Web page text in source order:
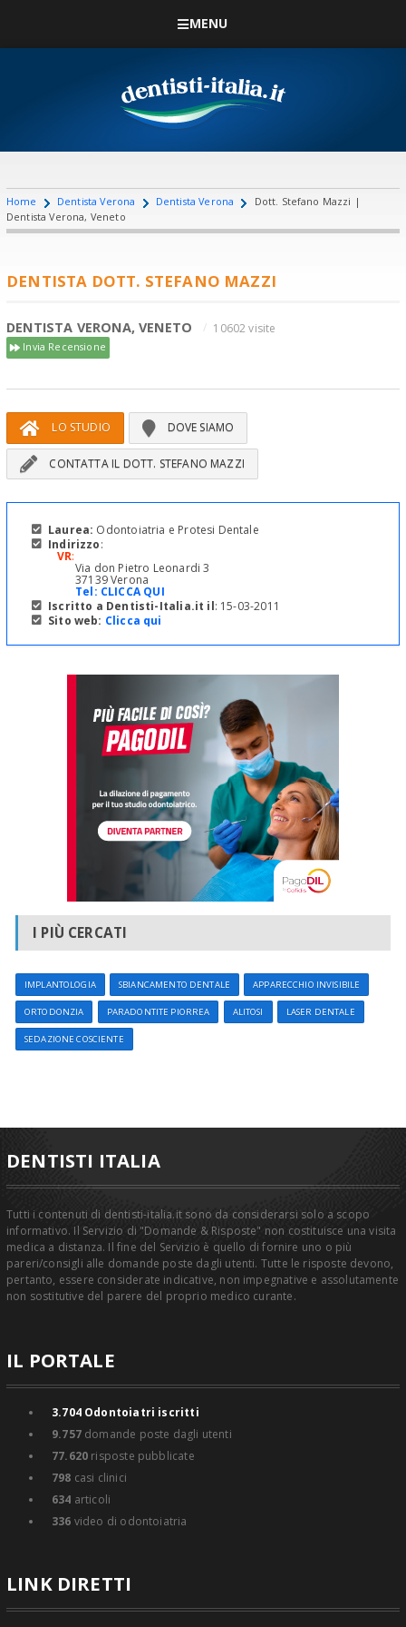
MENU
Home Dentista Verona Dentista Verona
Dott. Stefano Mazzi |
Dentista Verona, Veneto
DENTISTA DOTT. STEFANO MAZZI
DENTISTA VERONA, VENETO 10602 visite
Invia Recensione
LO STUDIO DOVE SIAMO
CONTATTA IL DOTT. STEFANO MAZZI
Laurea: Odontoiatria e Protesi Dentale
Indirizzo:
VR:
Via don Pietro Leonardi 3
37139 Verona
Tel: CLICCA QUI
Iscritto a Dentisti-Italia.it il: 15-03-2011
Sito web: Clicca qui
I PIÙ CERCATI
IMPLANTOLOGIA SBIANCAMENTO DENTALE APPARECCHIO INVISIBILE
ORTODONZIA PARADONTITE PIORREA ALITOSI LASER DENTALE
SEDAZIONE COSCIENTE
DENTISTI ITALIA
Tutti i contenuti di dentisti-italia.it sono da considerarsi solo a scopo
informativo. Il Servizio di "Domande & Risposte" non costituisce una visita
medica a distanza. Il fine del Servizio è quello di fornire uno o più
pareri/consigli alle domande poste dagli utenti. Tutte le risposte devono,
pertanto, essere considerate indicative, non impegnative e assolutamente
non sostitutive del parere del proprio medico curante.
IL PORTALE
3.704Odontoiatri iscritti
9.757domande poste dagli utenti
77.620 risposte pubblicate
798 casi clinici
634 articoli
336 video di odontoiatria
LINK DIRETTI